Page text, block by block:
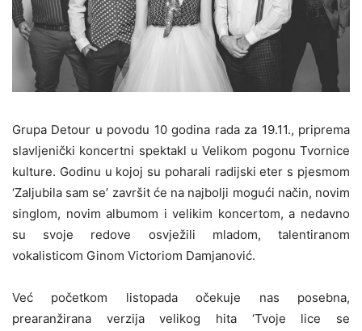
Grupa Detour u povodu 10 godina rada za 19.11., priprema
slavljenički koncertni spektakl u Velikom pogonu Tvornice
kulture. Godinu u kojoj su poharali radijski eter s pjesmom
‘Zaljubila sam se’ završit će na najbolji mogući način, novim
singlom, novim albumom i velikim koncertom, a nedavno
su svoje redove osvježili mladom, talentiranom
vokalisticom Ginom Victoriom Damjanović.
Već početkom listopada očekuje nas posebna,
prearanžirana verzija velikog hita ‘Tvoje lice se